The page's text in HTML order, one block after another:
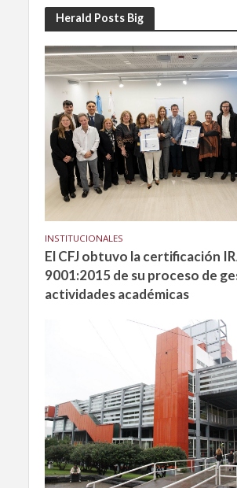
Herald Posts Big
INSTITUCIONALES
El CFJ obtuvo la certificación
9001:2015 de su proceso de
actividades académicas